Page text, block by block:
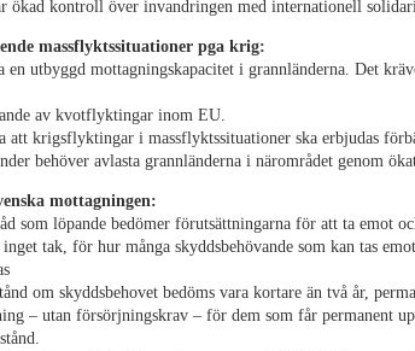
ökad kontroll över invandringen med internationell
massflyktssituationer pga krig:
en utbyggd mottagningskapacitet i grannländerna. Det
av kvotflyktingar inom EU.
att krigsflyktingar i massflyktssituationer ska erbjudas
behöver avlasta grannländerna i närområdet genom
mottagningen:
som löpande bedömer förutsättningarna för att ta emot
tak, för hur många skyddsbehövande som kan tas
om skyddsbehovet bedöms vara kortare än två år,
– utan försörjningskrav – för dem som får permanent